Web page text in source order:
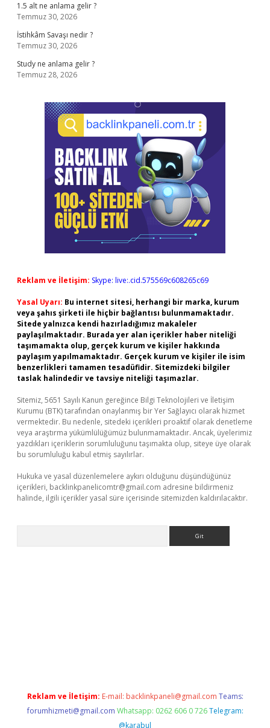
1.5 alt ne anlama gelir ?
Temmuz 30, 2026
İstihkâm Savaşı nedir ?
Temmuz 30, 2026
Study ne anlama gelir ?
Temmuz 28, 2026
Reklam ve İletişim: Skype: live:.cid.575569c608265c69
Yasal Uyarı: Bu internet sitesi, herhangi bir marka, kurum
veya şahıs şirketi ile hiçbir bağlantısı bulunmamaktadır.
Sitede yalnızca kendi hazırladığımız makaleler
paylaşılmaktadır. Burada yer alan içerikler haber niteliği
taşımamakta olup, gerçek kurum ve kişiler hakkında
paylaşım yapılmamaktadır. Gerçek kurum ve kişiler ile isim
benzerlikleri tamamen tesadüfidir. Sitemizdeki bilgiler
taslak halindedir ve tavsiye niteliği taşımazlar.
Sitemiz, 5651 Sayılı Kanun gereğince Bilgi Teknolojileri ve İletişim
Kurumu (BTK) tarafından onaylanmış bir Yer Sağlayıcı olarak hizmet
vermektedir. Bu nedenle, sitedeki içerikleri proaktif olarak denetleme
veya araştırma yükümlülüğümüz bulunmamaktadır. Ancak, üyelerimiz
yazdıkları içeriklerin sorumluluğunu taşımakta olup, siteye üye olarak
bu sorumluluğu kabul etmiş sayılırlar.
Hukuka ve yasal düzenlemelere aykırı olduğunu düşündüğünüz
içerikleri, backlinkpanelicomtr@gmail.com adresine bildirmeniz
halinde, ilgili içerikler yasal süre içerisinde sitemizden kaldırılacaktır.
Reklam ve İletişim: E-mail: backlinkpaneli@gmail.com Teams:
forumhizmeti@gmail.com Whatsapp: 0262 606 0 726 Telegram:
@karabul